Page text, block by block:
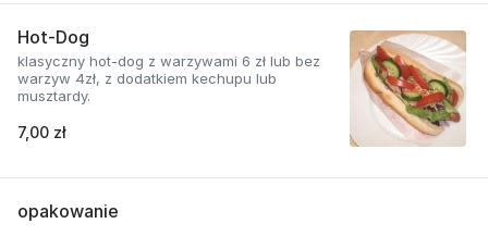
Hot-Dog
klasyczny hot-dog z warzywami 6 zł lub bez
warzyw 4zł, z dodatkiem kechupu lub
musztardy.
7,00 zł
opakowanie